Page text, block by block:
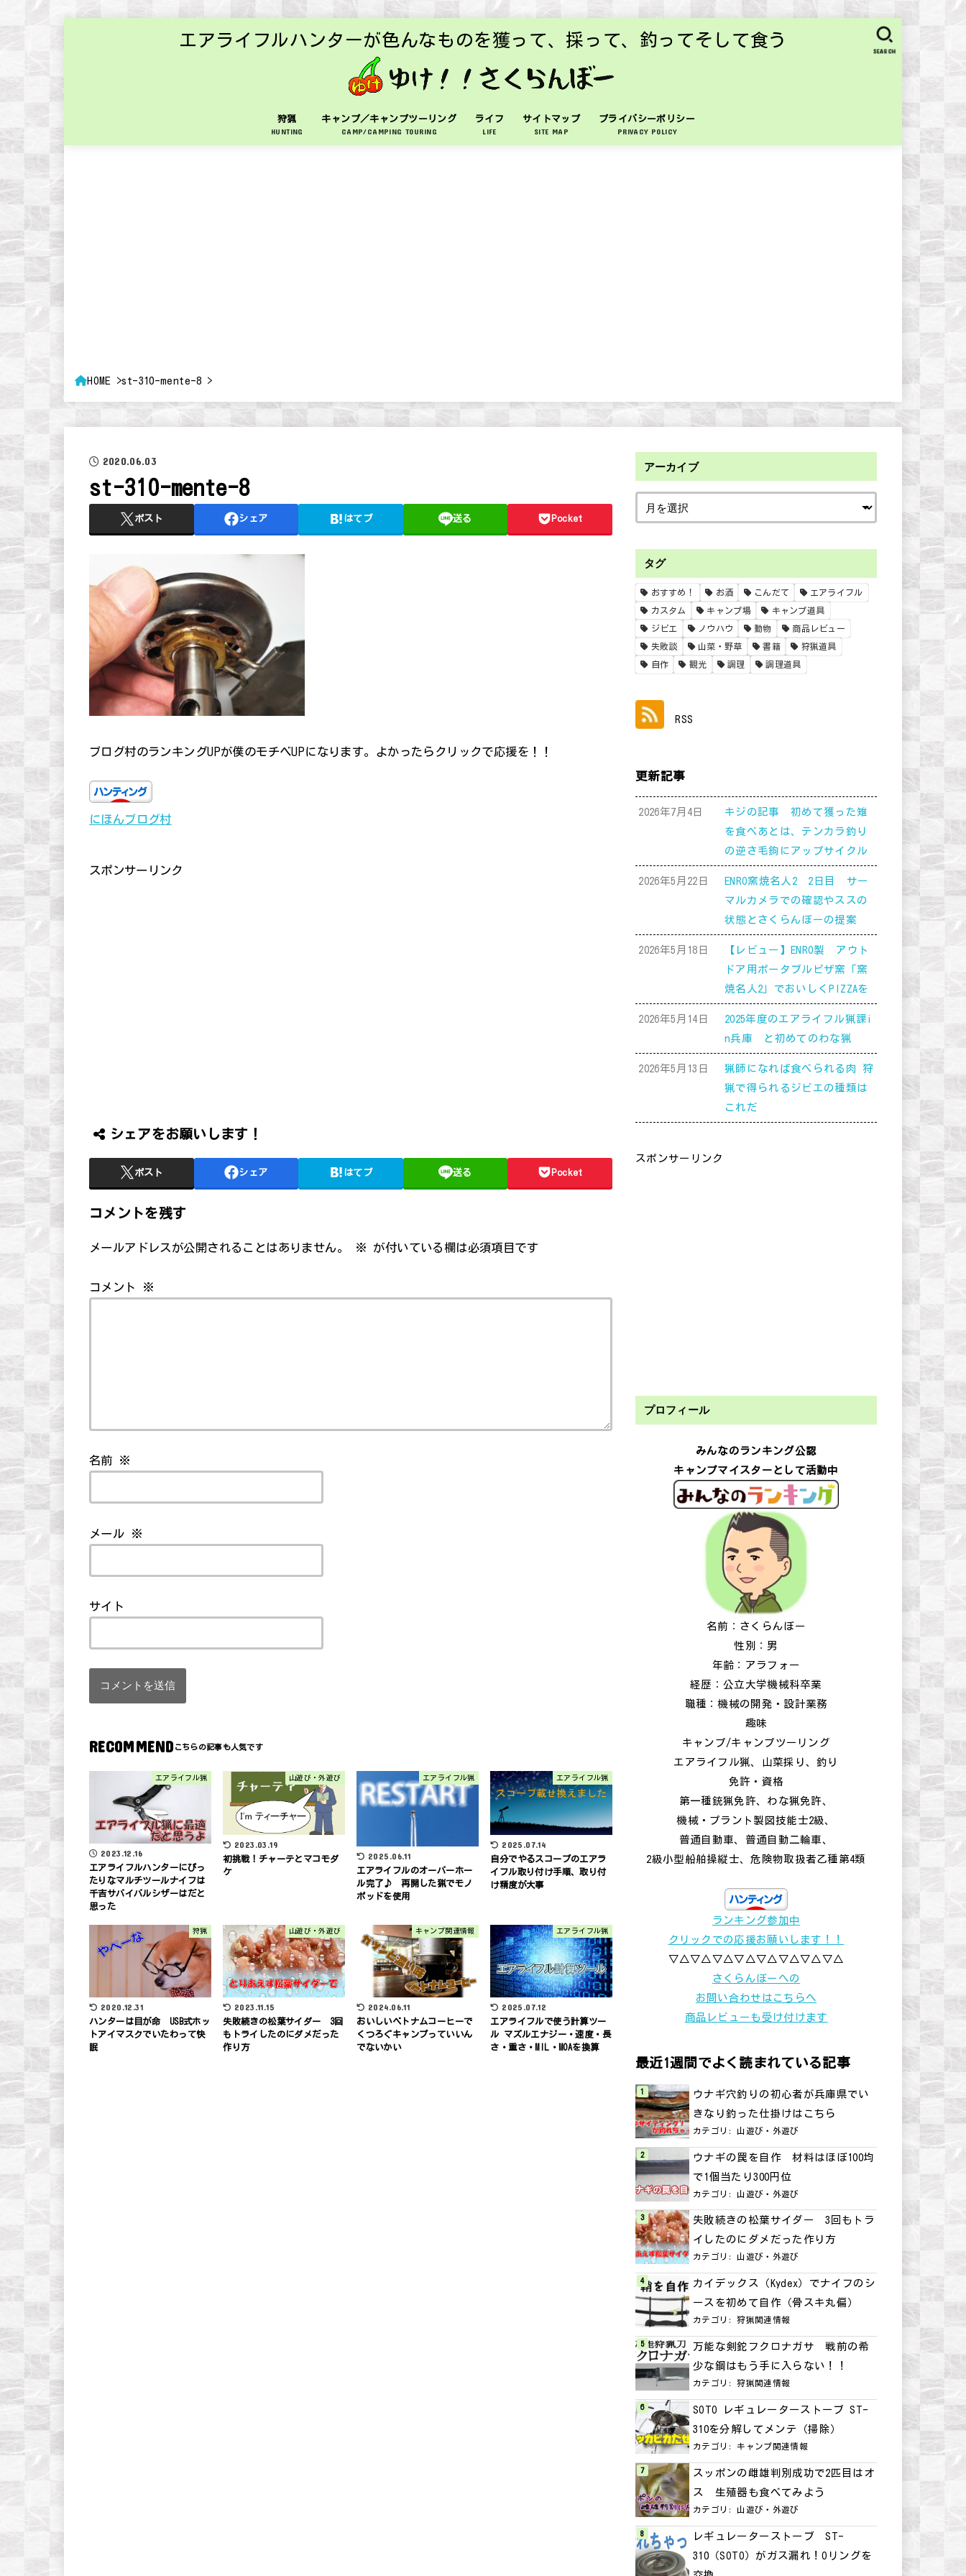
エアライフルハンターが色んなものを獲って、採って、釣ってそして食う
狩猟
HUNTING
キャンプ／キャンプツーリング
CAMP/CAMPING TOURING
ライフ
LIFE
サイトマップ
SITE MAP
プライバシーポリシー
PRIVACY POLICY
SEARCH
HOME st-310-mente-8
2020.06.03
st-310-mente-8
ポスト シェア はてブ 送る Pocket
ブログ村のランキングUPが僕のモチベUPになります。よかったらクリックで応援を！！
にほんブログ村
スポンサーリンク
シェアをお願いします！
ポスト シェア はてブ 送る Pocket
コメントを残す
メールアドレスが公開されることはありません。 ※ が付いている欄は必須項目です
コメント ※
名前 ※
メール ※
サイト
RECOMMEND
エアライフル猟
2023.12.16
エアライフルハンターにぴっ
たりなマルチツールナイフは
千吉サバイバルシザーはだと
思った
山遊び・外遊び
2023.03.19
初挑戦！チャーテとマコモダ
ケ
エアライフル猟
2025.06.11
エアライフルのオーバーホー
ル完了♪ 再開した猟でモノ
ポッドを使用
エアライフル猟
2025.07.14
自分でやるスコープのエアラ
イフル取り付け手順、取り付
け精度が大事
狩猟
2020.12.31
ハンターは目が命 USB式ホッ
トアイマスクでいたわって快
眠
山遊び・外遊び
2023.11.15
失敗続きの松葉サイダー 3回
もトライしたのにダメだった
作り方
キャンプ関連情報
2024.06.11
おいしいベトナムコーヒーで
くつろぐキャンプっていいん
でないかい
エアライフル猟
2025.07.12
エアライフルで使う計算ツー
ル マズルエナジー・速度・長
さ・重さ・MIL・MOAを換算
アーカイブ
タグ
おすすめ！ お酒 こんだて エアライフル
カスタム キャンプ場 キャンプ道具
ジビエ ノウハウ 動物 商品レビュー
失敗談 山菜・野草 書籍 狩猟道具
自作 観光 調理 調理道具
RSS
更新記事
2026年7月4日
キジの記事 初めて獲った雉
を食べあとは、テンカラ釣り
の逆さ毛鉤にアップサイクル
2026年5月22日
ENRO窯焼名人2 2日目 サー
マルカメラでの確認やススの
状態とさくらんぼーの提案
2026年5月18日
【レビュー】ENRO製 アウト
ドア用ポータブルピザ窯「窯
焼名人2」でおいしくPIZZAを
2026年5月14日
2025年度のエアライフル猟課i
n兵庫 と初めてのわな猟
2026年5月13日
猟師になれば食べられる肉 狩
猟で得られるジビエの種類は
これだ
スポンサーリンク
プロフィール
みんなのランキング公認
キャンプマイスターとして活動中
名前：さくらんぼー
性別：男
年齢：アラフォー
経歴：公立大学機械科卒業
職種：機械の開発・設計業務
趣味
キャンプ/キャンプツーリング
エアライフル猟、山菜採り、釣り
免許・資格
第一種銃猟免許、わな猟免許、
機械・プラント製図技能士2級、
普通自動車、普通自動二輪車、
2級小型船舶操縦士、危険物取扱者乙種第4類
ランキング参加中
クリックでの応援お願いします！！
▽△▽△▽△▽△▽△▽△▽△▽△
さくらんぼーへの
お問い合わせはこちらへ
商品レビューも受け付けます
最近1週間でよく読まれている記事
ウナギ穴釣りの初心者が兵庫県でい
きなり釣った仕掛けはこちら
カテゴリ: 山遊び・外遊び
ウナギの罠を自作 材料はほぼ100均
で1個当たり300円位
カテゴリ: 山遊び・外遊び
失敗続きの松葉サイダー 3回もトラ
イしたのにダメだった作り方
カテゴリ: 山遊び・外遊び
カイデックス（Kydex）でナイフのシ
ースを初めて自作（骨スキ丸偏）
カテゴリ:狩猟関連情報
万能な剣鉈フクロナガサ 戦前の希
少な鋼はもう手に入らない！！
カテゴリ:狩猟関連情報
SOTO レギュレーターストーブ ST-
310を分解してメンテ（掃除）
カテゴリ:キャンプ関連情報
スッポンの雌雄判別成功で2匹目はオ
ス 生殖器も食べてみよう
カテゴリ: 山遊び・外遊び
レギュレーターストーブ ST-
310（SOTO）がガス漏れ！Oリングを